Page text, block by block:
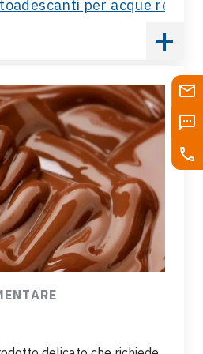
per acque reflue